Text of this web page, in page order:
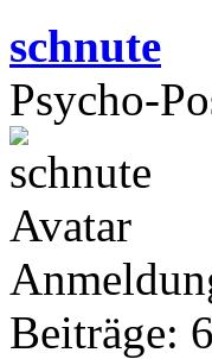
schnute
Psycho-
Beiträge: